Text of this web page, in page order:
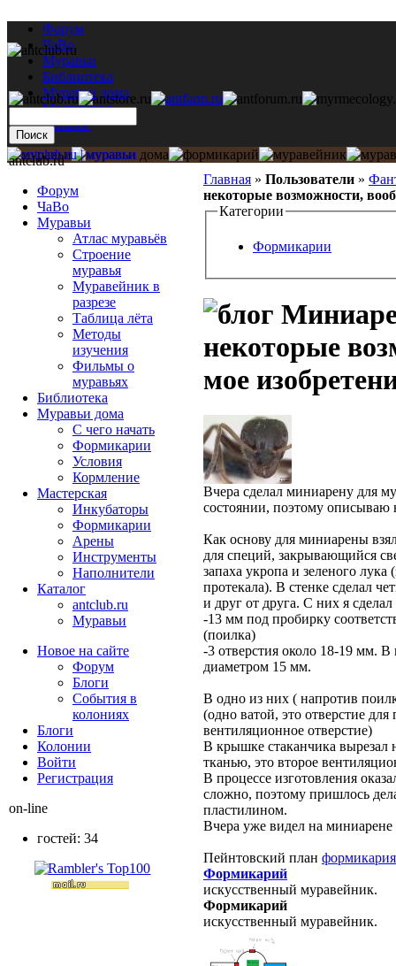
Форум
ЧаВо
Муравьи
Библиотека
Муравьи дома
Мастерская
Каталог
Главная » Пользователи »
некоторые возможности,
Категории
Формикарии
некоторые
мое
Вчера сделал миниарену для
состоянии, поэтому описываю
Как основу для миниарены
для специй, закрывающийся
запаха укропа и зеленого
протекала). В стенке сделал
и друг от друга. С них я сделал
-13 мм под пробирку
(поилка)
-3 отверстия около 18-19 мм.
диаметром 15 мм.
В одно из них ( напротив
(одно ватой, это отверстие
вентиляционное отверстие)
В крышке стаканчика вырезал
тканью, это второе
В процессе изготовления
сложно, поэтому пришлось
пластилином.
Вчера уже видел на миниарене
Пейнтовский план формикария
Формикарий
искусственный муравейник.
Формикарий
искусственный муравейник.
antclub.ru
Форум
ЧаВо
Муравьи
Атлас муравьёв
Строение
муравья
Муравейник в
разрезе
Таблица лёта
Методы
изучения
Фильмы о
муравьях
Библиотека
Муравьи дома
С чего начать
Формикарии
Условия
Кормление
Мастерская
Инкубаторы
Формикарии
Арены
Инструменты
Наполнители
Каталог
antclub.ru
Муравьи
Новое на сайте
Форум
Блоги
События в
колониях
Блоги
Колонии
Войти
Peгиcтpaция
on-line
гостей: 34